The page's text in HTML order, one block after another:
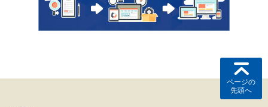
ページの
先頭へ